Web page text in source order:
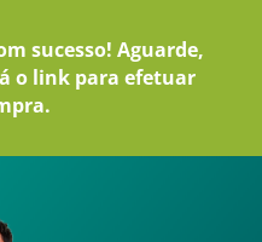
sucesso! Aguarde,
o link para efetuar